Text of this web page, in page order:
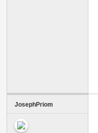
JosephPriom